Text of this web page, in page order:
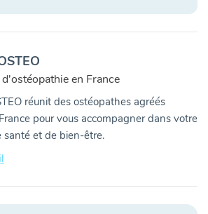
en France
réunit des ostéopathes agréés
pour vous accompagner dans votre
santé et de bien-être.